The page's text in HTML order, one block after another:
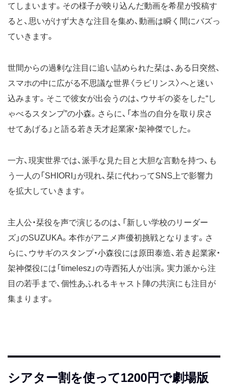
てしまいます。その様子が映り込んだ動画を希星が投稿す
ると、思いがけず大きな注目を集め、動画は瞬く間にバズっ
ていきます。
世間からの過剰な注目に追い詰められた栞は、ある日突然、
スマホの中に広がる不思議な世界〈ラビリンス〉へと迷い
込みます。そこで彼女が出会うのは、ウサギの姿をした“し
ゃべるスタンプ”の小森。さらに、「本当の自分を取り戻さ
せてあげる」と語る若き天才起業家・架神傑でした。
一方、現実世界では、派手な見た目と大胆な言動を持つ、も
う一人の「SHIORI」が現れ、栞に代わってSNS上で影響力
を拡大していきます。
主人公・栞役を声で演じるのは、「新しい学校のリーダー
ズ」のSUZUKA。本作がアニメ声優初挑戦となります。さ
らに、ウサギのスタンプ・小森役には原田泰造、若き起業家・
架神傑役には「timelesz」の寺西拓人が出演。実力派から注
目の若手まで、個性あふれるキャスト陣の共演にも注目が
集まります。
シアター割を使って1200円で劇場版